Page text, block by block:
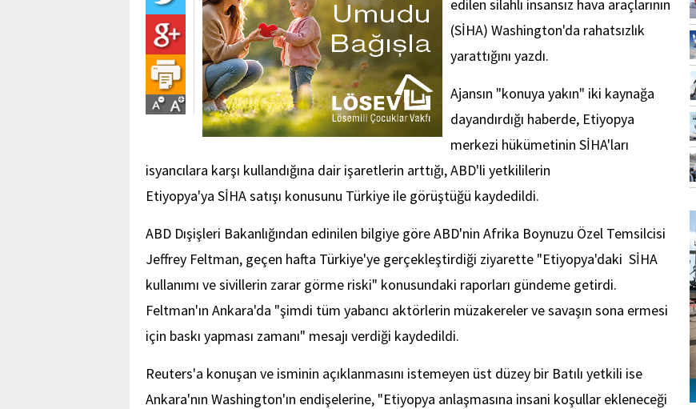
edilen silahlı insansız hava araçlarının
(SİHA) Washington'da rahatsızlık
yarattığını yazdı.
Ajansın "konuya yakın" iki kaynağa
dayandırdığı haberde, Etiyopya
merkezi hükümetinin SİHA'ları
isyancılara karşı kullandığına dair işaretlerin arttığı, ABD'li yetkililerin
Etiyopya'ya SİHA satışı konusunu Türkiye ile görüştüğü kaydedildi.
ABD Dışişleri Bakanlığından edinilen bilgiye göre ABD'nin Afrika Boynuzu Özel Temsilcisi
Jeffrey Feltman, geçen hafta Türkiye'ye gerçekleştirdiği ziyarette "Etiyopya'daki SİHA
kullanımı ve sivillerin zarar görme riski" konusundaki raporları gündeme getirdi.
Feltman'ın Ankara'da "şimdi tüm yabancı aktörlerin müzakereler ve savaşın sona ermesi
için baskı yapması zamanı" mesajı verdiği kaydedildi.
Reuters'a konuşan ve isminin açıklanmasını istemeyen üst düzey bir Batılı yetkili ise
Ankara'nın Washington'ın endişelerine, "Etiyopya anlaşmasına insani koşullar ekleneceği